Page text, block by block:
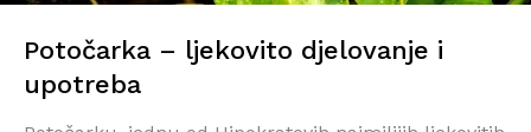
Potočarka – ljekovito djelovanje i
upotreba